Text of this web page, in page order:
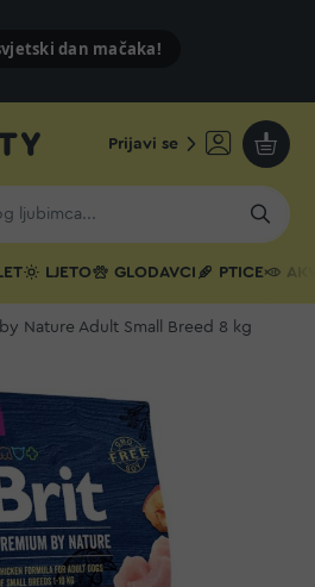
dan mačaka!
Prijavi se
Moja
LJETO GLODAVCI PTICE
Nature Adult Small Breed 8 kg